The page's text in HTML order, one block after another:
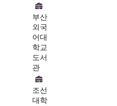
부산
외국
어대
학교
도서
관
조선
대학